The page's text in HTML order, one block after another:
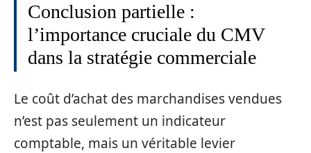
Conclusion partielle :
l’importance cruciale du CMV
dans la stratégie commerciale
Le coût d’achat des marchandises vendues
n’est pas seulement un indicateur
comptable, mais un véritable levier